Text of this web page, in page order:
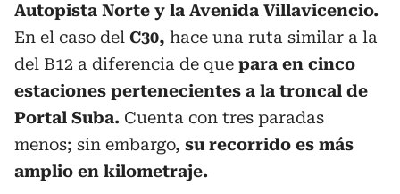
Autopista Norte y la Avenida Villavicencio.
En el caso del C30, hace una ruta similar a la
del B12 a diferencia de que para en cinco
estaciones pertenecientes a la troncal de
Portal Suba. Cuenta con tres paradas
menos; sin embargo, su recorrido es más
amplio en kilometraje.